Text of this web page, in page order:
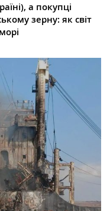
а покупці
зерну: як світ